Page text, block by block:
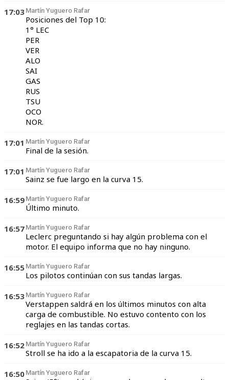
17:03 Martín Yuguero Rafar
Posiciones del Top 10:
1° LEC
PER
VER
ALO
SAI
GAS
RUS
TSU
OCO
NOR.
17:01 Martín Yuguero Rafar
Final de la sesión.
17:01 Martín Yuguero Rafar
Sainz se fue largo en la curva 15.
16:59 Martín Yuguero Rafar
Último minuto.
16:57 Martín Yuguero Rafar
Leclerc preguntando si hay algún problema con el
motor. El equipo informa que no hay ninguno.
16:55 Martín Yuguero Rafar
Los pilotos continúan con sus tandas largas.
16:53 Martín Yuguero Rafar
Verstappen saldrá en los últimos minutos con alta
carga de combustible. No estuvo contento con los
reglajes en las tandas cortas.
16:52 Martín Yuguero Rafar
Stroll se ha ido a la escapatoria de la curva 15.
16:50 Martín Yuguero Rafar